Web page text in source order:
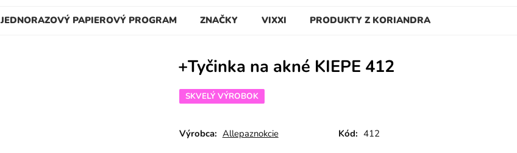
JEDNORAZOVÝ PAPIEROVÝ PROGRAM ZNAČKY VIXXI PRODUKTY Z KORIANDRA
+Tyčinka na akné KIEPE 412
SKVELÝ VÝROBOK
Výrobca: Allepaznokcie Kód: 412